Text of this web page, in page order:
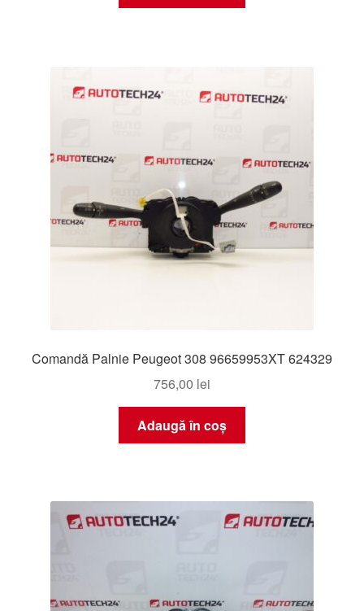
Comandă Palnie Peugeot 308 96659953XT 624329
756,00 lei
Adaugă în coș